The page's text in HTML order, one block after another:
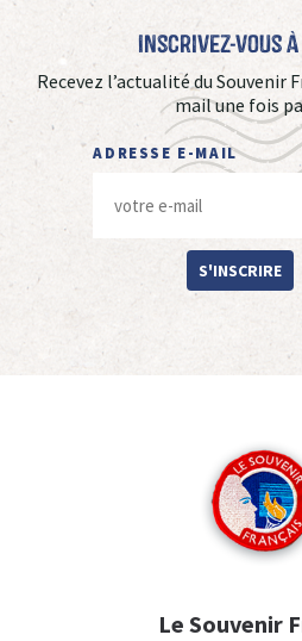
Inscrivez-vous
Recevez l’actualité du Souvenir
mail une fois
ADRESSE E-MAIL
S'INSCRIRE
Le Souvenir